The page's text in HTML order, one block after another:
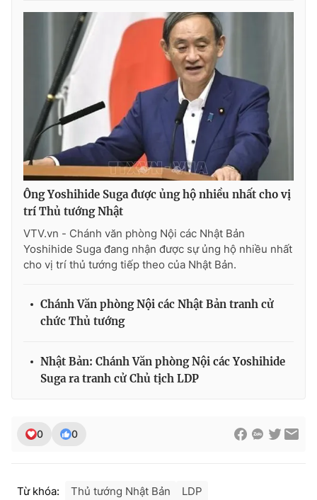
Ông Yoshihide Suga được ủng hộ nhiều nhất cho vị
trí Thủ tướng Nhật
VTV.vn - Chánh văn phòng Nội các Nhật Bản
Yoshihide Suga đang nhận được sự ủng hộ nhiều nhất
cho vị trí thủ tướng tiếp theo của Nhật Bản.
Chánh Văn phòng Nội các Nhật Bản tranh cử
chức Thủ tướng
Nhật Bản: Chánh Văn phòng Nội các Yoshihide
Suga ra tranh cử Chủ tịch LDP
0 0
Từ khóa: Thủ tướng Nhật Bản
LDP